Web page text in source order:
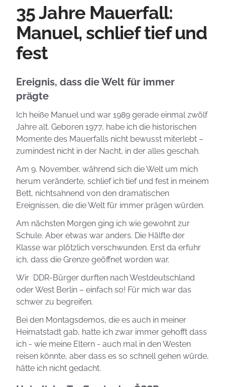
35 Jahre Mauerfall:
Manuel, schlief tief und
fest
Ereignis, dass die Welt für immer
prägte
Ich heiße Manuel und war 1989 gerade einmal zwölf
Jahre alt. Geboren 1977, habe ich die historischen
Momente des Mauerfalls nicht bewusst miterlebt –
zumindest nicht in der Nacht, in der alles geschah.
Am 9. November, während sich die Welt um mich
herum veränderte, schlief ich tief und fest in meinem
Bett, nichtsahnend von den dramatischen
Ereignissen, die die Welt für immer prägen würden.
Am nächsten Morgen ging ich wie gewohnt zur
Schule. Aber etwas war anders. Die Hälfte der
Klasse war plötzlich verschwunden. Erst da erfuhr
ich, dass die Grenze geöffnet worden war.
Wir DDR-Bürger durften nach Westdeutschland
oder West Berlin – einfach so! Für mich war das
schwer zu begreifen.
Bei den Montagsdemos, die es auch in meiner
Heimatstadt gab, hatte ich zwar immer gehofft dass
ich - wie meine Eltern - auch mal in den Westen
reisen könnte, aber dass es so schnell gehen würde,
hätte ich nicht gedacht.